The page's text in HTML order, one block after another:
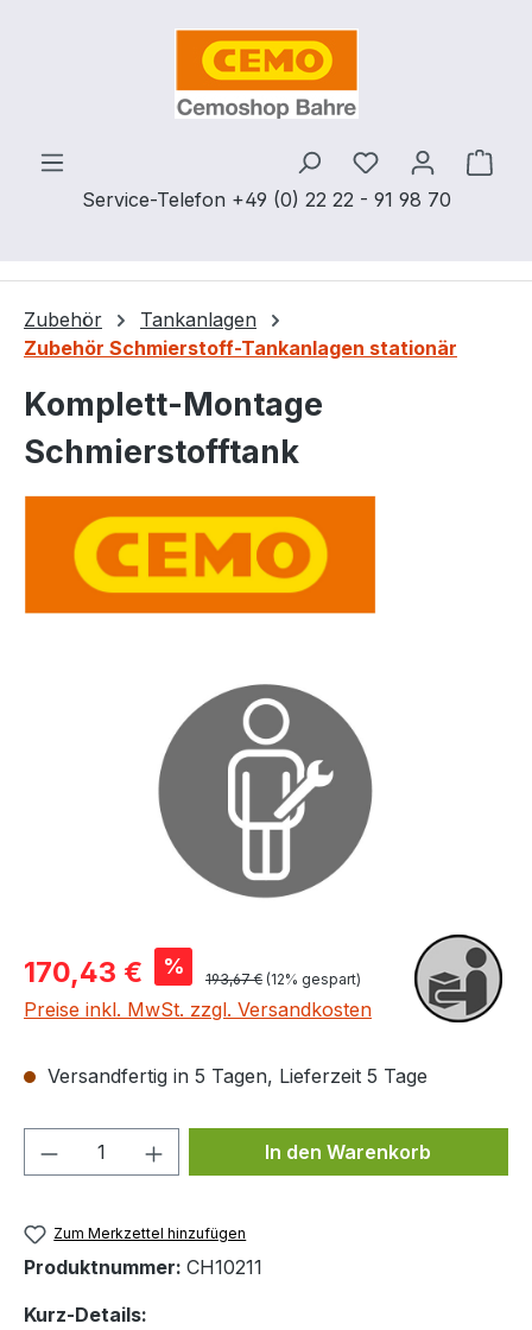
Zum Hauptinhalt springen
Service-Telefon +49 (0) 22 22 - 91 98 70
Du hast 0
Zubehör
Tankanlagen
Zubehör Schmierstoff-Tankanlagen stationär
Komplett-Montage
Schmierstofftank
Verkaufspreis:
170,43 € % Regulärer Preis:
193,67 € (12% gespart)
Preise inkl. MwSt. zzgl. Versandkosten
Versandfertig in 5 Tagen, Lieferzeit 5 Tage
Produkt Anzahl: Gib denIn den Warenkorb
Zum Merkzettel hinzufügen
Produktnummer: CH10211
Kurz-Details: